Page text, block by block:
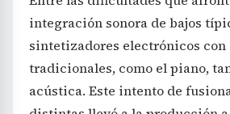
integración sonora de bajos
sintetizadores electrónicos
tradicionales, como el piano,
acústica. Este intento de